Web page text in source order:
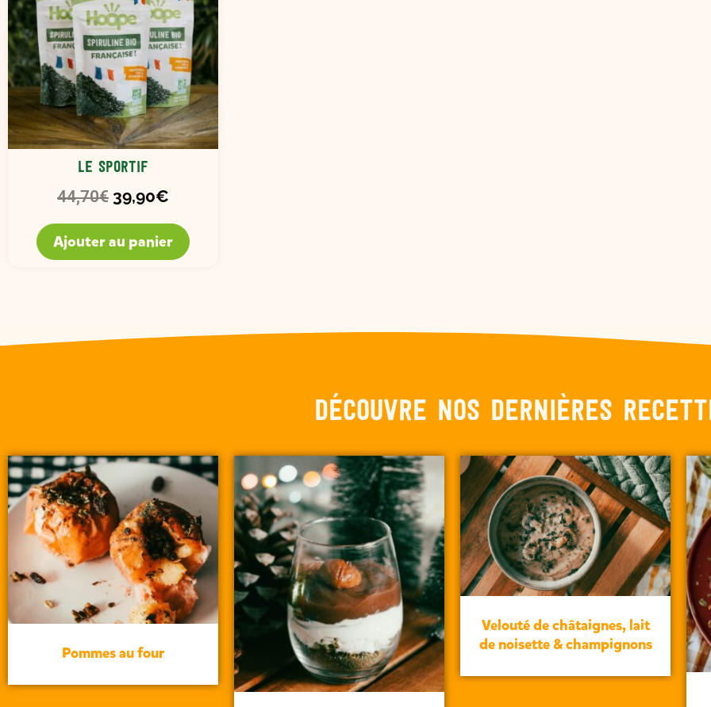
Le sportif
44,70€ 39,90€
Ajouter au panier
Découvre nos dernières
Pommes au four
Velouté de châtaignes, lait
de noisette & champignons